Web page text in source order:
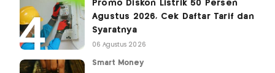
Promo Diskon Listrik 50 Persen
Agustus 2026, Cek Daftar Tarif dan
Syaratnya
06 Agustus 2026
Smart Money